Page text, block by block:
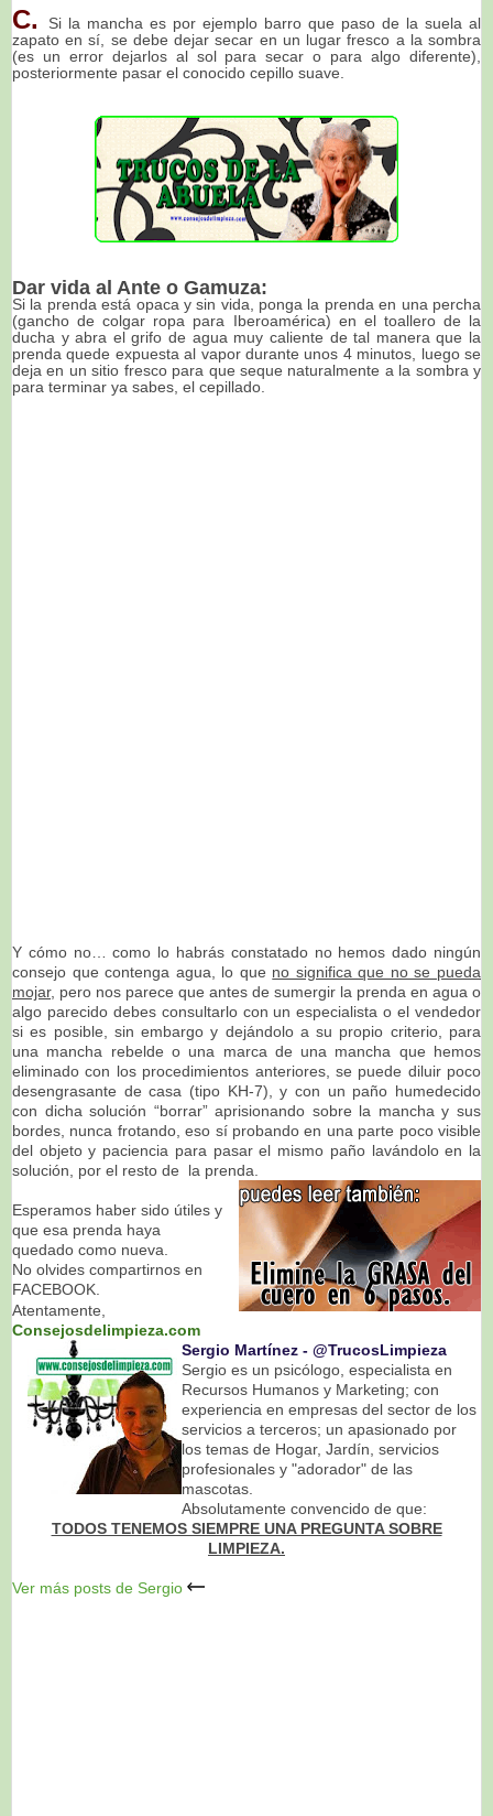
C.
Si la mancha es por ejemplo barro que paso de la suela al
zapato en sí, se debe dejar secar en un lugar fresco a la sombra
(es un error dejarlos al sol para secar o para algo diferente),
posteriormente pasar el conocido cepillo suave.
Dar vida al Ante o Gamuza:
Si la prenda está opaca y sin vida, ponga la prenda en una percha
(gancho de colgar ropa para Iberoamérica) en el toallero de la
ducha y abra el grifo de agua muy caliente de tal manera que la
prenda quede expuesta al vapor durante unos 4 minutos, luego se
deja en un sitio fresco para que seque naturalmente a la sombra y
para terminar ya sabes, el cepillado.
Y cómo no… como lo habrás constatado no hemos dado ningún
consejo que contenga agua, lo que no significa que no se pueda
mojar, pero nos parece que antes de sumergir la prenda en agua o
algo parecido debes consultarlo con un especialista o el vendedor
si es posible, sin embargo y dejándolo a su propio criterio, para
una mancha rebelde o una marca de una mancha que hemos
eliminado con los procedimientos anteriores, se puede diluir poco
desengrasante de casa (tipo KH-7), y con un paño humedecido
con dicha solución “borrar” aprisionando sobre la mancha y sus
bordes, nunca frotando, eso sí probando en una parte poco visible
del objeto y paciencia para pasar el mismo paño lavándolo en la
solución, por el resto de la prenda.
Esperamos haber sido útiles y
que esa prenda haya
quedado como nueva.
No olvides compartirnos en
FACEBOOK.
Atentamente,
Consejosdelimpieza.com
Sergio Martínez ‐ @TrucosLimpieza
Sergio es un psicólogo, especialista en
Recursos Humanos y Marketing; con
experiencia en empresas del sector de los
servicios a terceros; un apasionado por
los temas de Hogar, Jardín, servicios
profesionales y "adorador" de las
mascotas.
Absolutamente convencido de que:
TODOS TENEMOS SIEMPRE UNA PREGUNTA SOBRE
LIMPIEZA.
Ver más posts de Sergio